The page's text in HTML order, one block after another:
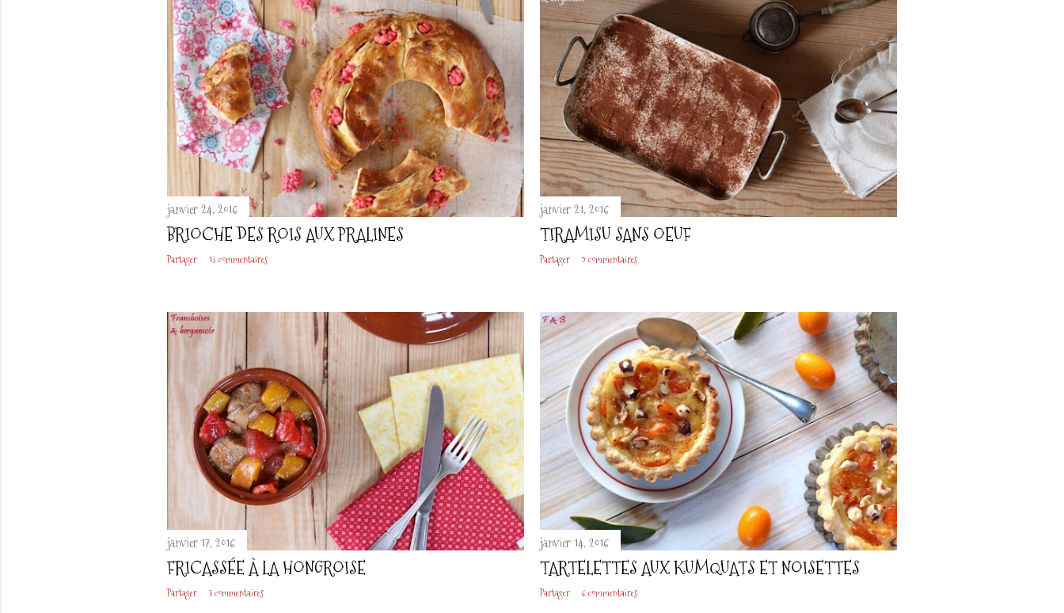
janvier 24, 2016
BRIOCHE DES ROIS AUX PRALINES
Partager 13 commentaires
janvier 21, 2016
TIRAMISU SANS OEUF
Partager 9 commentaires
janvier 17, 2016
FRICASSÉE À LA HONGROISE
Partager 5 commentaires
janvier 14, 2016
TARTELETTES AUX KUMQUATS ET NOISETTES
Partager 6 commentaires